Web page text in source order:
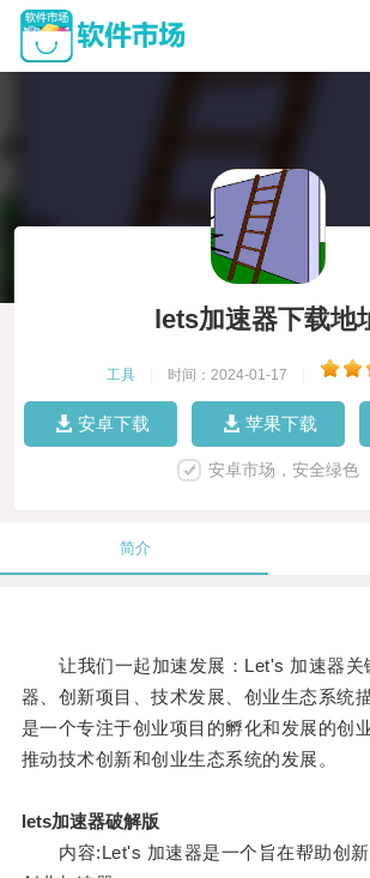
lets加速器下载地
工具 时间：2024-01-17
安卓下载 苹果下载
安卓市场，安全绿色
简介
让我们一起加速发展：Let's 加速器关
器、创新项目、技术发展、创业生态系统
是一个专注于创业项目的孵化和发展的创
推动技术创新和创业生态系统的发展。
lets加速器破解版
内容:Let's 加速器是一个旨在帮助创新